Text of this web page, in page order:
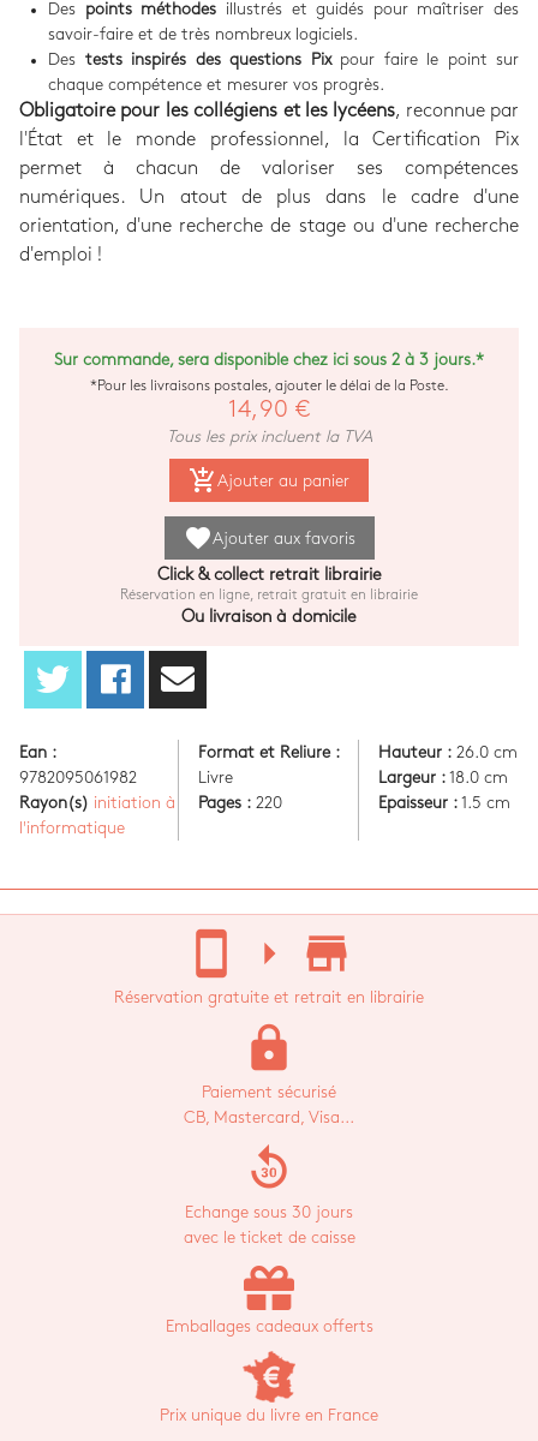
Des
points méthodes illustrés et guidés pour maîtriser des
savoir-faire et de très nombreux logiciels.
Des tests inspirés des questions Pixpour faire le point sur
chaque compétence et mesurer vos progrès.
Obligatoire pour les collégiens et les lycéens, reconnue par
l'État et le monde professionnel, la Certification Pix
permet à chacun de valoriser ses compétences
numériques. Un atout de plus dans le cadre d'une
orientation, d'une recherche de stage ou d'une recherche
d'emploi !
Sur commande, sera disponible chez ici sous 2 à 3 jours.*
*Pour les livraisons postales, ajouter le délai de la Poste.
14,90 €
Tous les prix incluent la TVA
add_shopping_cart Ajouter au panier
favoriteAjouter aux favoris
Click & collect retrait librairie
Réservation en ligne, retrait gratuit en librairie
Ou livraison à domicile
Ean :
9782095061982
Rayon(s) initiation à
l'informatique
Format et Reliure :
Livre
Pages : 220
Hauteur :26.0 cm
Largeur :18.0 cm
Epaisseur :1.5 cm
stay_current_portrait arrow_right store_mall_directory
Réservation gratuite et retrait en librairie
lock
Paiement sécurisé
CB, Mastercard, Visa...
replay_30
Echange sous 30 jours
avec le ticket de caisse
Emballages cadeaux offerts
Prix unique du livre en France